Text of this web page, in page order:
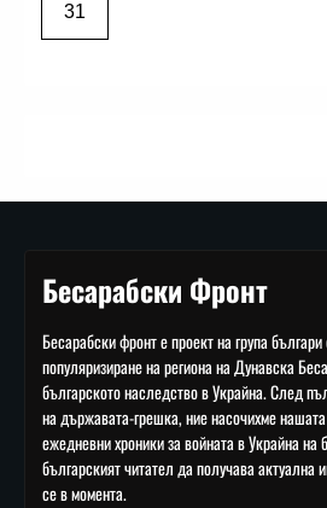
31
Бесарабски Фронт
Бесарабски фронт е проект на група
популяризиране на региона на Дунавска
българското наследство в Украйна. След
на държавата-грешка, ние насочихме
ежедневни хроники за войната в Украйна на
българският читател да получава
се в момента.